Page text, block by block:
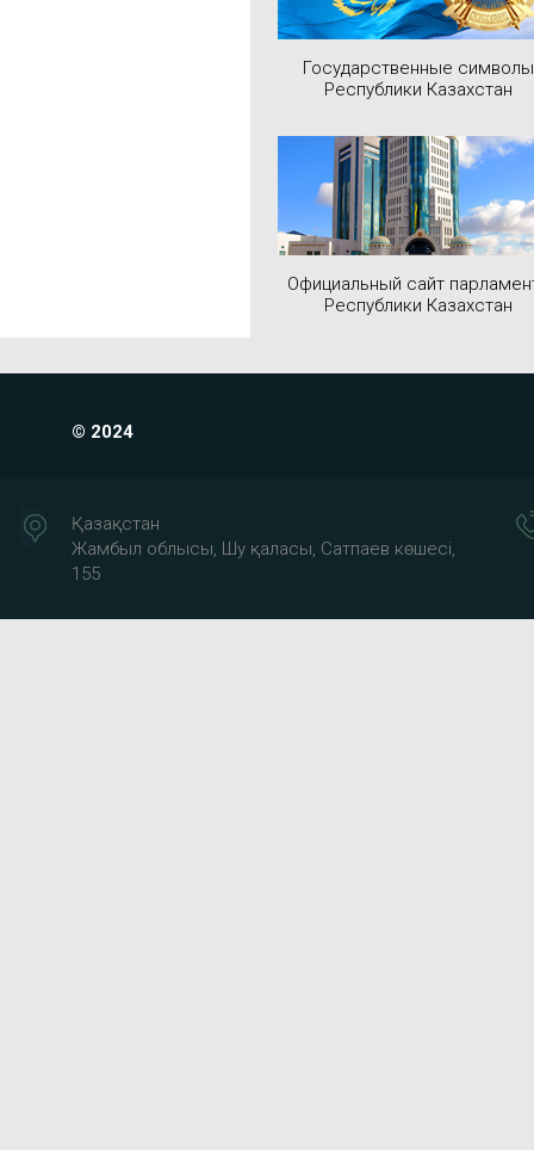
Государственные символы
Республики Казахстан
Официальный сайт
Республики Казахстан
© 2024
Қазақстан
Жамбыл облысы, Шу қаласы, Сатпаев көшесі,
155